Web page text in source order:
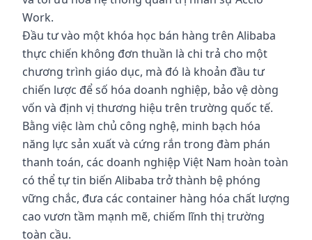
Work.
Đầu tư vào một khóa học bán hàng trên Alibaba
thực chiến không đơn thuần là chi trả cho một
chương trình giáo dục, mà đó là khoản đầu tư
chiến lược để số hóa doanh nghiệp, bảo vệ dòng
vốn và định vị thương hiệu trên trường quốc tế.
Bằng việc làm chủ công nghệ, minh bạch hóa
năng lực sản xuất và cứng rắn trong đàm phán
thanh toán, các doanh nghiệp Việt Nam hoàn toàn
có thể tự tin biến Alibaba trở thành bệ phóng
vững chắc, đưa các container hàng hóa chất lượng
cao vươn tầm mạnh mẽ, chiếm lĩnh thị trường
toàn cầu.